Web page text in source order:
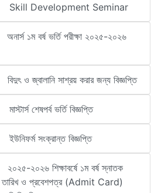
Skill Development Seminar
অনার্স ১ম বর্ষ ভর্তি পরীক্ষা ২০২৫-২০২৬
বিদুৎ ও জ্বালানি সাশ্রয় করার জন্য বিজ্ঞপ্তি
মাস্টার্স শেষপর্ব ভর্তি বিজ্ঞপ্তি
ইউনিফর্ম সংক্রান্ত বিজ্ঞপ্তি
২০২৫-২০২৬ শিক্ষাবর্ষে ১ম বর্ষ স্নাতক
তারিখ ও প্রবেশপত্র (Admit Card)